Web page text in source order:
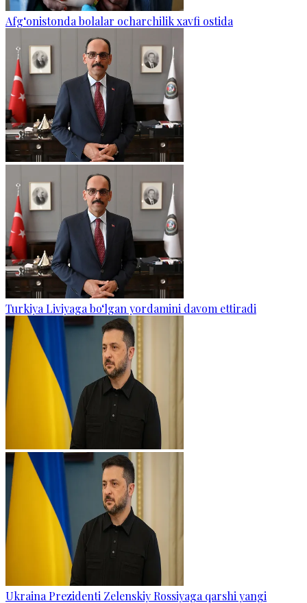
Afg‘onistonda bolalar ocharchilik xavfi ostida
Turkiya Liviyaga bo‘lgan yordamini davom ettiradi
Ukraina Prezidenti Zelenskiy Rossiyaga qarshi yangi